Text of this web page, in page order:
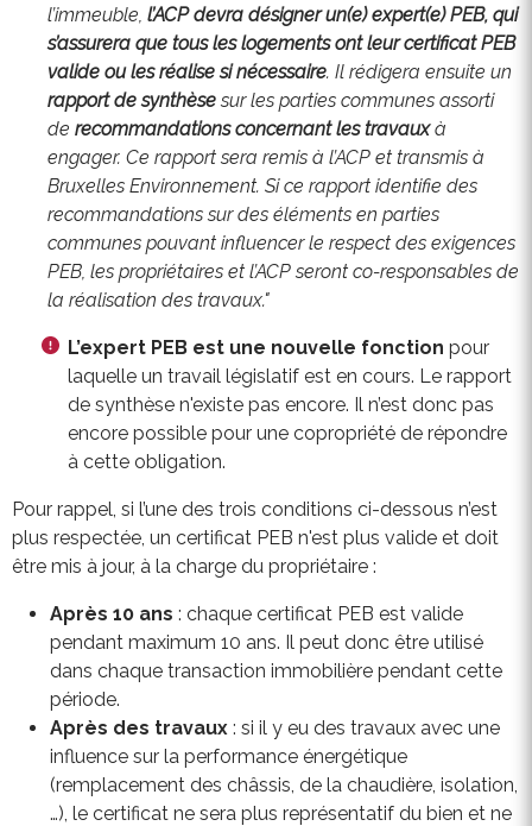
l’immeuble, l’ACP devra désigner un(e) expert(e) PEB, qui
s’assurera que tous les logements ont leur certificat PEB
valide ou les réalise si nécessaire. Il rédigera ensuite un
rapport de synthèse sur les parties communes assorti
de recommandations concernant les travauxà
engager. Ce rapport sera remis à l’ACP et transmis à
Bruxelles Environnement. Si ce rapport identifie des
recommandations sur des éléments en parties
communes pouvant influencer le respect des exigences
PEB, les propriétaires et l’ACP seront co-responsables de
la réalisation des travaux."
L’expert PEB est une nouvelle fonction pour
laquelle un travail législatif est en cours. Le rapport
de synthèse n'existe pas encore. Il n’est donc pas
encore possible pour une copropriété de répondre
à cette obligation.
Pour rappel, si l’une des trois conditions ci-dessous n’est
plus respectée, un certificat PEB n'est plus valide et doit
être mis à jour, à la charge du propriétaire :
Après 10 ans : chaque certificat PEB est valide
pendant maximum 10 ans. Il peut donc être utilisé
dans chaque transaction immobilière pendant cette
période.
Après des travaux : si il y eu des travaux avec une
influence sur la performance énergétique
(remplacement des châssis, de la chaudière, isolation,
…), le certificat ne sera plus représentatif du bien et ne